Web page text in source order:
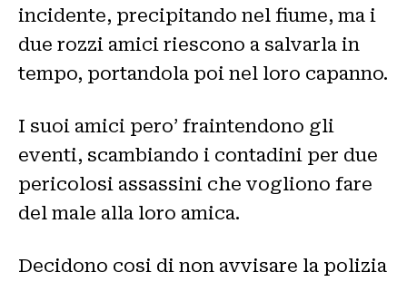
incidente, precipitando nel fiume, ma i
due rozzi amici riescono a salvarla in
tempo, portandola poi nel loro capanno.
I suoi amici pero’ fraintendono gli
eventi, scambiando i contadini per due
pericolosi assassini che vogliono fare
del male alla loro amica.
Decidono cosi di non avvisare la polizia